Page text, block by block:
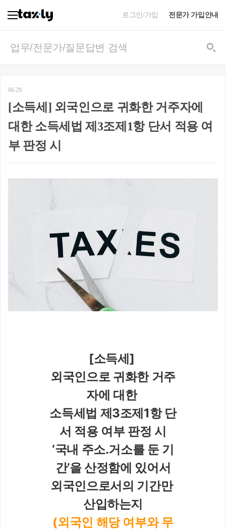
로그인/가입 전문가 가입안내
06-29
[소득세] 외국인으로 귀화한 거주자에
대한 소득세법 제3조제1항 단서 적용 여
부 판정 시
[소득세]
외국인으로 귀화한 거주
자에 대한
소득세법 제3조제1항 단
서 적용 여부 판정 시
‘국내 주소․거소를 둔 기
간’을 산정함에 있어서
외국인으로서의 기간만
산입하는지
(외국인 해당 여부와 무